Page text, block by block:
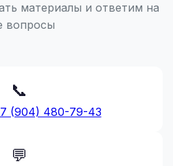
материалы и ответим на
вопросы
📞
(904) 480-79-43
💬